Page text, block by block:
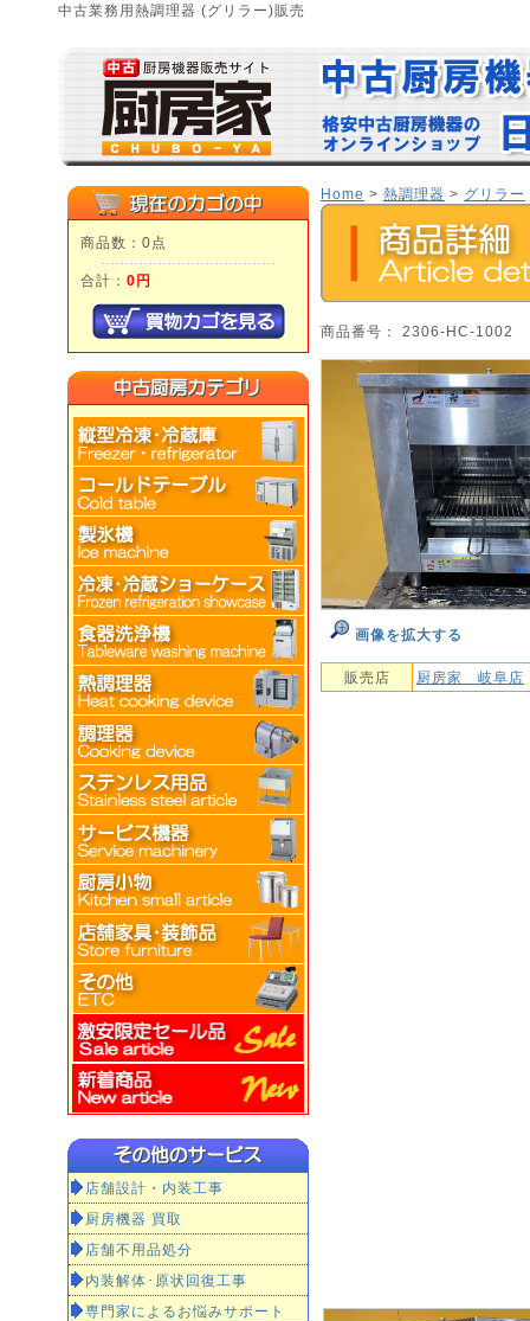
中古業務用熱調理器 (グリラー)販売
商品数：0点
合計： 0円
店舗設計・内装工事
厨房機器 買取
店舗不用品処分
内装解体･原状回復工事
専門家によるお悩みサポート
Home > 熱調理器 > グリラー
商品番号： 2306-HC-1002
画像を拡大する
販売店 厨房家 岐阜店